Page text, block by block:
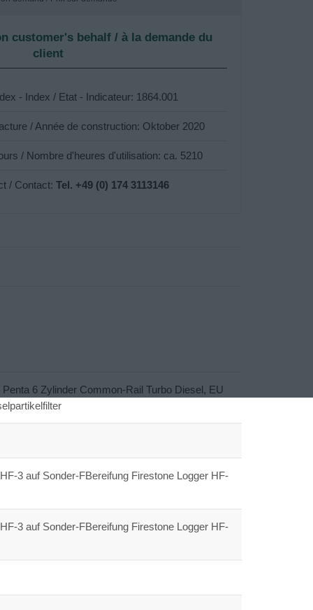
customer's behalf / à la demande du
client
- Index / Etat - Indicateur: 1864.001
/ Année de construction: Oktober 2020
/ Nombre d'heures d'utilisation: ca. 5210
/ Contact: Tel. +49 (0) 174 3113146
6 Zylinder Common-Rail Turbo Diesel, EU
3 auf Sonder-FBereifung Firestone Logger HF-
3 auf Sonder-FBereifung Firestone Logger HF-